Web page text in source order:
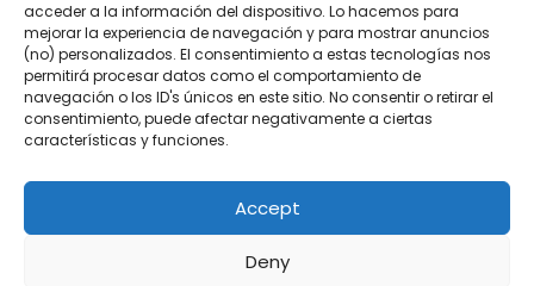
acceder a la información del dispositivo. Lo hacemos para
mejorar la experiencia de navegación y para mostrar anuncios
(no) personalizados. El consentimiento a estas tecnologías nos
permitirá procesar datos como el comportamiento de
navegación o los ID's únicos en este sitio. No consentir o retirar el
consentimiento, puede afectar negativamente a ciertas
características y funciones.
Accept
Deny
2024(22)
2023(13)
2022(15)
2021(12)
Esdeveniments